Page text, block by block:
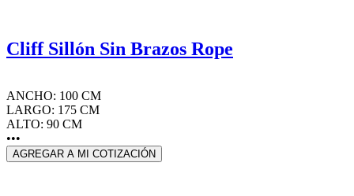
Cliff Sillón Sin Brazos Rope
ANCHO: 100 CM
LARGO: 175 CM
ALTO: 90 CM
•••
AGREGAR A MI COTIZACIÓN